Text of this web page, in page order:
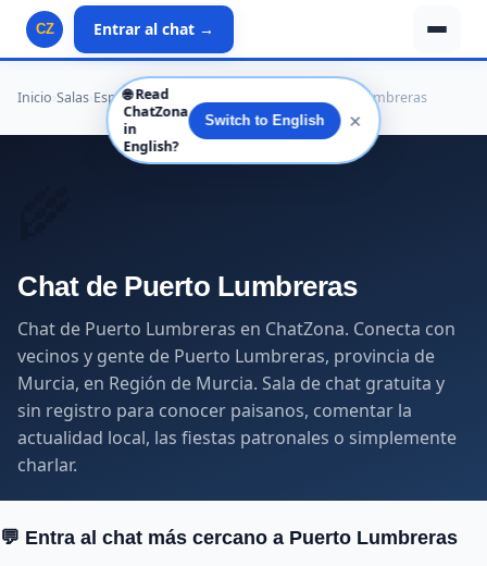
CZ Entrar al chat →
Inicio Salas España›Región de Murcia Puerto Lumbreras
Chat de Puerto Lumbreras
Chat de Puerto Lumbreras en ChatZona. Conecta con
vecinos y gente de Puerto Lumbreras, provincia de
Murcia, en Región de Murcia. Sala de chat gratuita y
sin registro para conocer paisanos, comentar la
actualidad local, las fiestas patronales o simplemente
charlar.
💬 Entra al chat más cercano a Puerto Lumbreras
🌐 Read
ChatZona
in
English?
Switch to English ✕